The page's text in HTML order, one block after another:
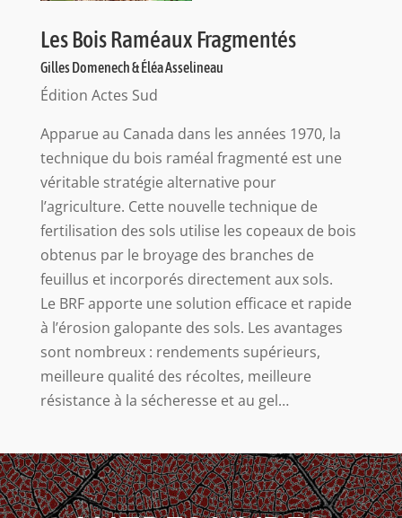
Les Bois Raméaux Fragmentés
Gilles Domenech & Éléa Asselineau
Édition Actes Sud
Apparue au Canada dans les années 1970, la
technique du bois raméal fragmenté est une
véritable stratégie alternative pour
l’agriculture. Cette nouvelle technique de
fertilisation des sols utilise les copeaux de bois
obtenus par le broyage des branches de
feuillus et incorporés directement aux sols.
Le BRF apporte une solution efficace et rapide
à l’érosion galopante des sols. Les avantages
sont nombreux : rendements supérieurs,
meilleure qualité des récoltes, meilleure
résistance à la sécheresse et au gel…